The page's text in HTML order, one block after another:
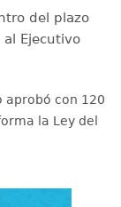
del plazo
Ejecutivo
aprobó con 120
la Ley del